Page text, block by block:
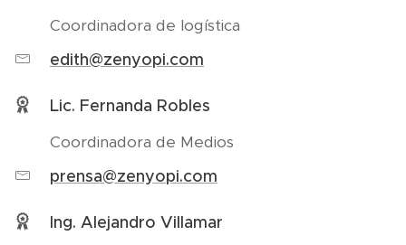
Coordinadora de logística
edith@zenyopi.com
Lic. Fernanda Robles
Coordinadora de Medios
prensa@zenyopi.com
Ing. Alejandro Villamar